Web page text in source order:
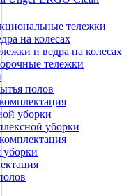
тележки
на колесах
и ведра на колесах
тележки
полов
уборки
уборки
уборки